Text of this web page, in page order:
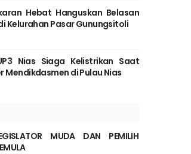
Hebat Hanguskan Belasan
Kelurahan Pasar Gunungsitoli
Nias Siaga Kelistrikan Saat
Mendikdasmen di Pulau Nias
MUDA DAN PEMILIH